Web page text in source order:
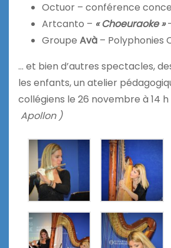
Octuor – conférence
Artcanto – « Choeuraoke »
Groupe Avà – Polyphonies
… et bien d’autres spectacles,
les enfants, un atelier
collégiens le 26 novembre à 14 h
Apollon )